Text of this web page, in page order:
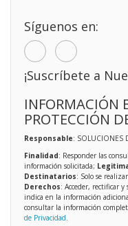
Síguenos en:
¡Suscríbete a
INFORMACIÓN
PROTECCIÓN
Responsable: SOLUCIONES
Finalidad: Responder las
información solicitada;
Destinatarios: Solo se
Derechos: Acceder, rectificar y
indica en la información
consultar la información
de Privacidad.